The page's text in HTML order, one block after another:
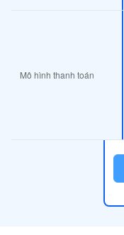
Mô hình thanh toán